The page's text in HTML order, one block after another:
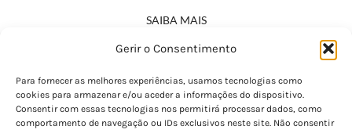
Gerir o Consentimento
Para fornecer as melhores experiências, usamos tecnologias como
cookies para armazenar e/ou aceder a informações do dispositivo.
Consentir com essas tecnologias nos permitirá processar dados, como
comportamento de navegação ou IDs exclusivos neste site. Não consentir
SAIBA MAIS
Política de Privacidade
Termos e Condições
Perguntas Frequentes
Custos de Envio